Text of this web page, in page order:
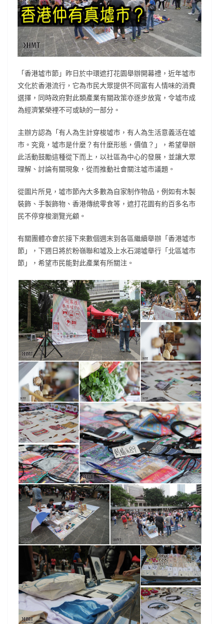
「香港墟市節」昨日於中環遮打花園舉辦開幕禮，近年墟市
文化於香港流行，它為市民大眾提供不同富有人情味的消費
選擇，同時政府對此類產業有關政策亦逐步放寬，令墟市成
為經濟繁榮裡不可或缺的一部分。
主辦方認為「有人為生計穿梭墟市，有人為生活意義活在墟
市。究竟，墟市是什麼？有什麼形態，價值？」，希望舉辦
此活動鼓勵這種從下而上，以社區為中心的發展，並讓大眾
理解、討論有關現象，從而推動社會關注墟市議題。
從圖片所見，墟市節內大多數為自家制作物品，例如有木製
裝飾、手製飾物、香港傳統零食等，遮打花園有約百多名市
民不停穿梭瀏覽光顧。
有關團體亦會於接下來數個週末到各區繼續舉辦「香港墟市
節」，下週日將於粉嶺聯和墟及上水石湖墟舉行「北區墟市
節」，希望市民能對此產業有所關注。